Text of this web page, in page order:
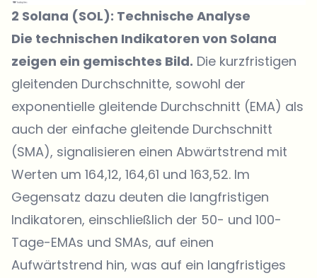
2 Solana (SOL): Technische Analyse
Die technischen Indikatoren von Solana
zeigen ein gemischtes Bild. Die kurzfristigen
gleitenden Durchschnitte, sowohl der
exponentielle gleitende Durchschnitt (EMA) als
auch der einfache gleitende Durchschnitt
(SMA), signalisieren einen Abwärtstrend mit
Werten um 164,12, 164,61 und 163,52. Im
Gegensatz dazu deuten die langfristigen
Indikatoren, einschließlich der 50- und 100-
Tage-EMAs und SMAs, auf einen
Aufwärtstrend hin, was auf ein langfristiges